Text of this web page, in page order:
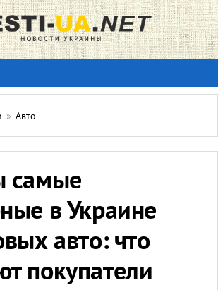
» Авто
самые
в Украине
авто: что
покупатели